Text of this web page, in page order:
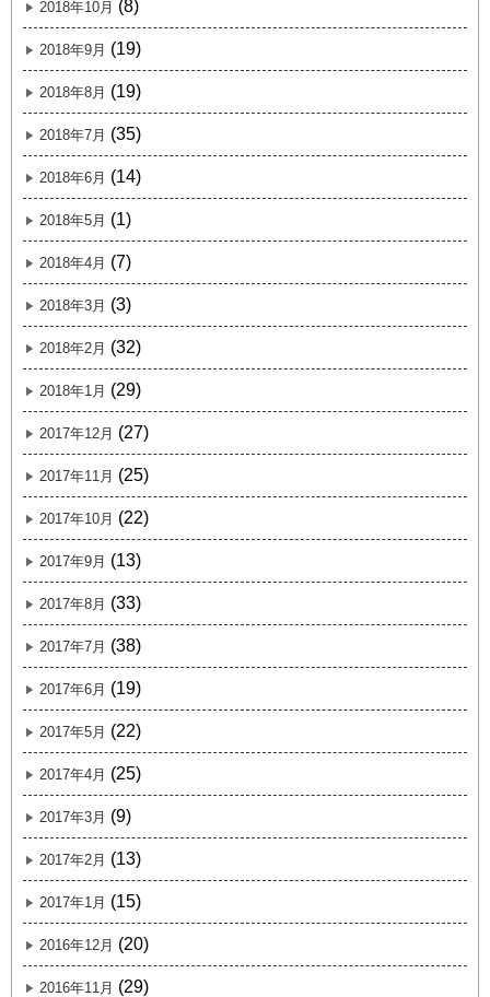
2018年10月 (8)
2018年9月 (19)
2018年8月 (19)
2018年7月 (35)
2018年6月 (14)
2018年5月 (1)
2018年4月 (7)
2018年3月 (3)
2018年2月 (32)
2018年1月 (29)
2017年12月 (27)
2017年11月 (25)
2017年10月 (22)
2017年9月 (13)
2017年8月 (33)
2017年7月 (38)
2017年6月 (19)
2017年5月 (22)
2017年4月 (25)
2017年3月 (9)
2017年2月 (13)
2017年1月 (15)
2016年12月 (20)
2016年11月 (29)